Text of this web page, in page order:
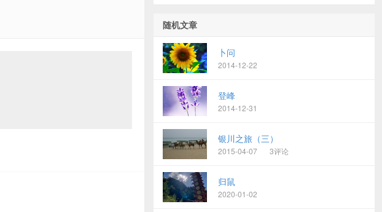
随机文章
卜问
2014-12-22
登峰
2014-12-31
银川之旅（三）
2015-04-07 3评论
归鼠
2020-01-02